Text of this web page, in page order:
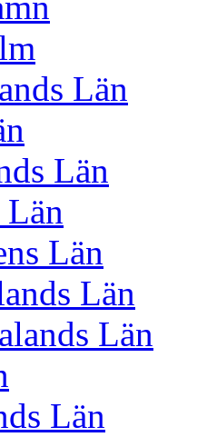
Län
Län
Län
Län
Län
Län